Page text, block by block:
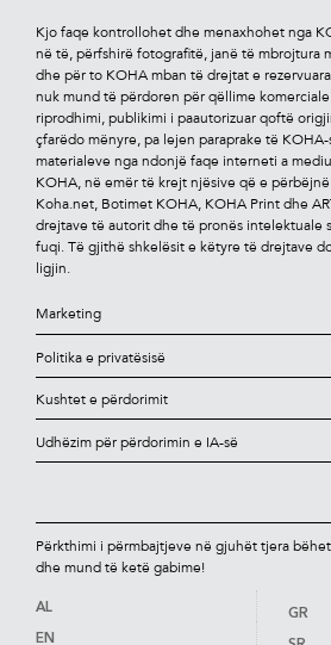
Kjo faqe kontrollohet dhe menaxhohet nga
në të, përfshirë fotograﬁtë, janë të mbrojtura
dhe për to KOHA mban të drejtat e
nuk mund të përdoren për qëllime
riprodhimi, publikimi i paautorizuar qoftë
çfarëdo mënyre, pa lejen paraprake të KOHA-
materialeve nga ndonjë faqe interneti a
KOHA, në emër të krejt njësive që e
Koha.net, Botimet KOHA, KOHA Print dhe
drejtave të autorit dhe të pronës intelektuale
fuqi. Të gjithë shkelësit e këtyre të drejtave
ligjin.
Marketing
Politika e privatësisë
Kushtet e përdorimit
Udhëzim për përdorimin e IA-së
Përkthimi i përmbajtjeve në gjuhët tjera
dhe mund të ketë gabime!
AL
EN
GR